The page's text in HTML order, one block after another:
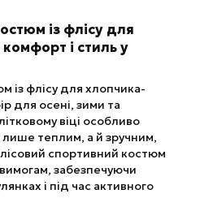
із флісу для
і стиль у
із флісу для хлопчика-
для осені, зими та
віці особливо
теплим, а й зручним,
спортивний костюм
забезпечуючи
і під час активного